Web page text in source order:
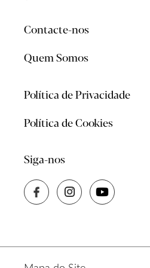
Contacte-nos
Quem Somos
Política de Privacidade
Política de Cookies
Siga-nos